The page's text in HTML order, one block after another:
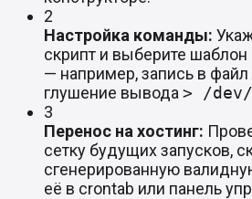
2
Настройка команды:
скрипт и выберите
— например, запись в файл
глушение вывода > /
3
Перенос на хостинг:
сетку будущих запусков,
сгенерированную
её в crontab или панель